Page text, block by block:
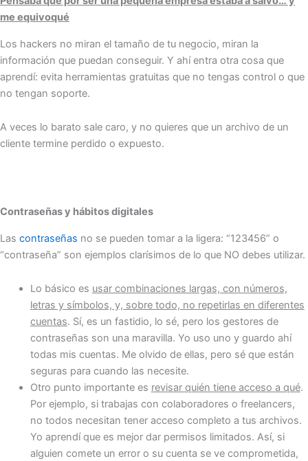
me equivoqué
Los hackers no miran el tamaño de tu negocio, miran la
información que puedan conseguir. Y ahí entra otra cosa que
aprendí: evita herramientas gratuitas que no tengas control o que
no tengan soporte.
A veces lo barato sale caro, y no quieres que un archivo de un
cliente termine perdido o expuesto.
Contraseñas y hábitos digitales
Las contraseñas no se pueden tomar a la ligera: “123456” o
“contraseña” son ejemplos clarísimos de lo que NO debes utilizar.
Lo básico es usar combinaciones largas, con números,
letras y símbolos, y, sobre todo, no repetirlas en diferentes
cuentas. Sí, es un fastidio, lo sé, pero los gestores de
contraseñas son una maravilla. Yo uso uno y guardo ahí
todas mis cuentas. Me olvido de ellas, pero sé que están
seguras para cuando las necesite.
Otro punto importante es revisar quién tiene acceso a qué.
Por ejemplo, si trabajas con colaboradores o freelancers,
no todos necesitan tener acceso completo a tus archivos.
Yo aprendí que es mejor dar permisos limitados. Así, si
alguien comete un error o su cuenta se ve comprometida,